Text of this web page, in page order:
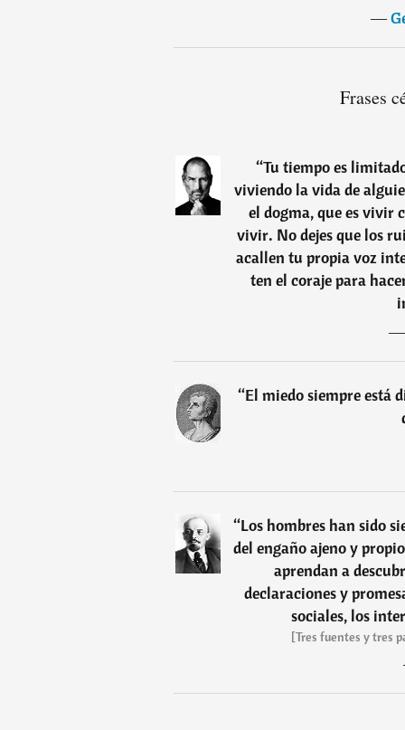
―
Frases
“Tu tiempo es
viviendo la vida de
el dogma, que es vivir
vivir. No dejes que los
acallen tu propia voz
ten el coraje para
“El miedo siempre está
“Los hombres han sido
del engaño ajeno y
aprendan a
declaraciones y
sociales, los
[Tres fuentes y tres